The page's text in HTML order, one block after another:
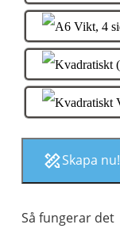
Skapa nu!
Så fungerar det